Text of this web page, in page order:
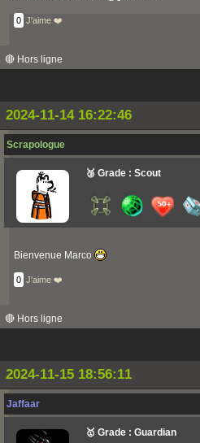
0 J'aime ❤️
🔴 Hors ligne
2024-11-14 16:22:46
Scrapologue
🥉 Grade : Scout
Bienvenue Marco
0 J'aime ❤️
🔴 Hors ligne
2024-11-15 18:56:11
Jaffaar
🥇 Grade : Guardian